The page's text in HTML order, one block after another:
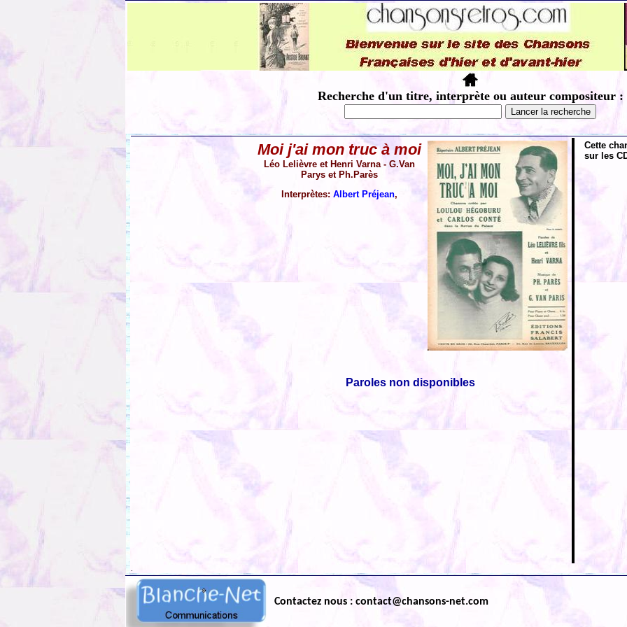
Recherche d'un titre, interprète ou auteur compositeur :
Moi j'ai mon truc à moi
Léo Lelièvre et Henri Varna - G.Van
Parys et Ph.Parès
Interprètes: Albert Préjean,
Paroles non disponibles
Cette
sur les
Contactez nous : contact@chansons-net.com